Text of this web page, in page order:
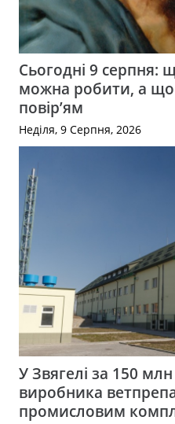
Сьогодні 9 серпня:
можна робити, а
повір’ям
Неділя, 9 Серпня, 2026
У Звягелі за 150
виробника
промисловим